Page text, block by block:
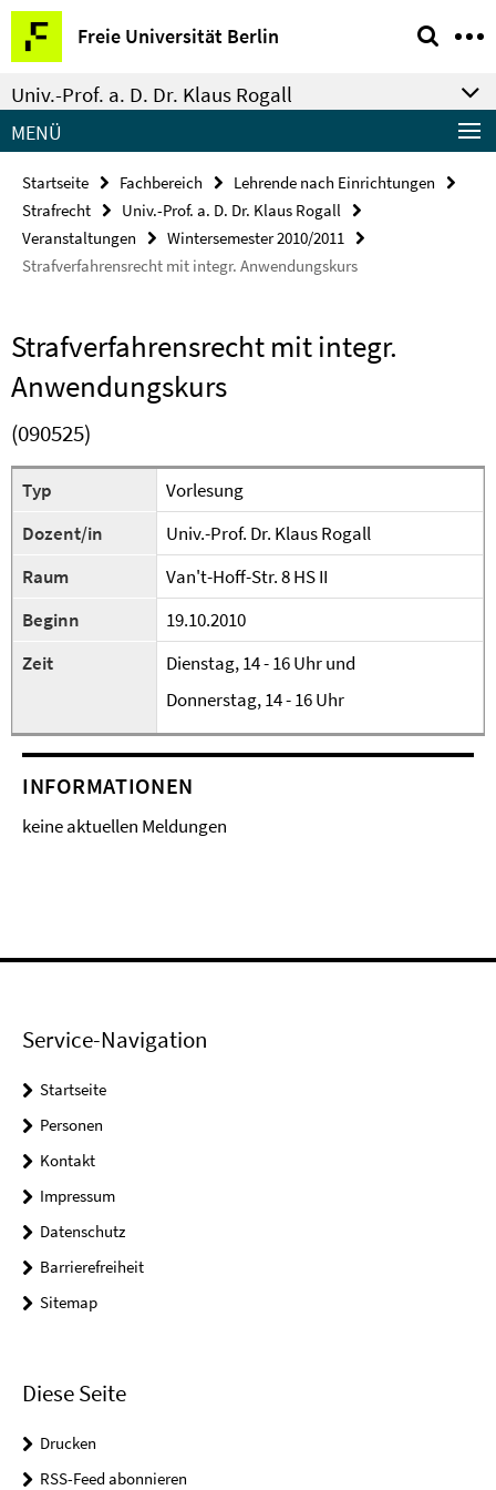
Springe
direkt
zu
Inhalt
Freie Universität Berlin
Service-
Navigation
Univ.-Prof. a. D. Dr. Klaus Rogall
MENÜ
Startseite Fachbereich
Lehrende nach Einrichtungen
Strafrecht
Univ.-Prof. a. D. Dr. Klaus Rogall
Veranstaltungen
Wintersemester 2010/2011
Strafverfahrensrecht mit integr. Anwendungskurs
Strafverfahrensrecht mit integr.
Anwendungskurs
(090525)
Typ
Vorlesung
Dozent/in
Univ.-Prof. Dr. Klaus Rogall
Raum
Van't-Hoff-Str. 8 HS II
Beginn
19.10.2010
Zeit
Dienstag, 14 - 16 Uhr und
Donnerstag, 14 - 16 Uhr
INFORMATIONEN
keine aktuellen Meldungen
Service-Navigation
Startseite
Personen
Kontakt
Impressum
Datenschutz
Barrierefreiheit
Sitemap
Diese Seite
Drucken
RSS-Feed abonnieren